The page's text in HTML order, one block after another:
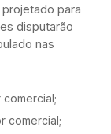
para
disputarão
nas
comercial;